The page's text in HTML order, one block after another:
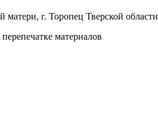
г. Торопец Тверской области
материалов